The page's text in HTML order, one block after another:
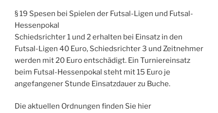
§ 19 Spesen bei Spielen der Futsal-Ligen und Futsal-
Hessenpokal
Schiedsrichter 1 und 2 erhalten bei Einsatz in den
Futsal-Ligen 40 Euro, Schiedsrichter 3 und Zeitnehmer
werden mit 20 Euro entschädigt. Ein Turniereinsatz
beim Futsal-Hessenpokal steht mit 15 Euro je
angefangener Stunde Einsatzdauer zu Buche.
Die aktuellen Ordnungen finden Sie hier